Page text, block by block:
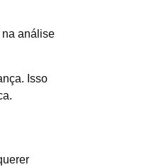
na análise
Isso